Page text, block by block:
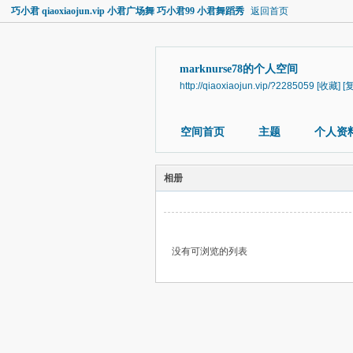
巧小君 qiaoxiaojun.vip 小君广场舞 巧小君99 小君舞蹈秀 返回首页
marknurse78的个人空间
http://qiaoxiaojun.vip/?2285059 [收藏] [
空间首页 主题 个人资
相册
没有可浏览的列表